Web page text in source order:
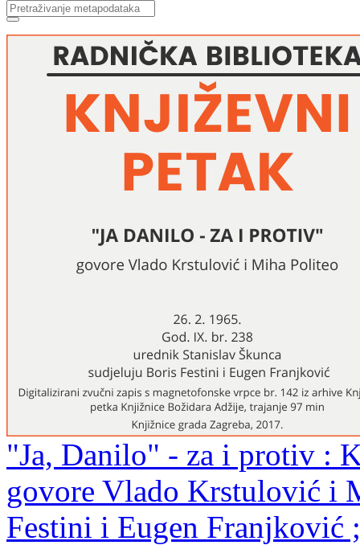
"Ja, Danilo" - za i protiv :
govore Vlado Krstulović i
Festini i Eugen Franjković